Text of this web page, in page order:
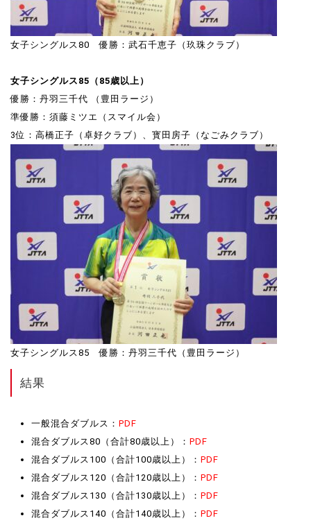
女子シングルス80 優勝：武石千恵子（玖珠クラブ）
女子シングルス85（85歳以上）
優勝：丹羽三千代 （豊田ラージ）
準優勝：須藤ミツエ（スマイル会）
3位：高橋正子（卓好クラブ）、寳田房子（なごみクラブ）
女子シングルス85 優勝：丹羽三千代（豊田ラージ）
結果
一般混合ダブルス： PDF
混合ダブルス80（合計80歳以上）： PDF
混合ダブルス100（合計100歳以上）： PDF
混合ダブルス120（合計120歳以上）： PDF
混合ダブルス130（合計130歳以上）： PDF
混合ダブルス140（合計140歳以上）： PDF